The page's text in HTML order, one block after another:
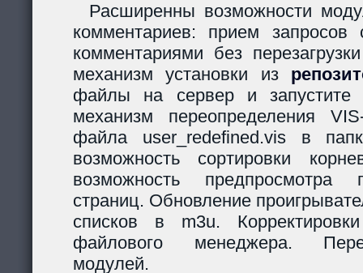
Расширенны возможности
комментариев: прием запросов
комментариями без
механизм установки из
файлы на сервер и запустите
механизм переопределения
файла user_redefined.vis в
возможность сортировки
возможность предпросмотра
страниц. Обновление
списков в m3u.
файлового менеджера.
модулей.